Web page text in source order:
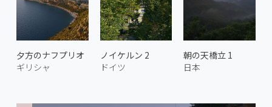
夕方のナフプリオ
ギリシャ
ノイケルン 2
ドイツ
朝の天橋立 1
日本